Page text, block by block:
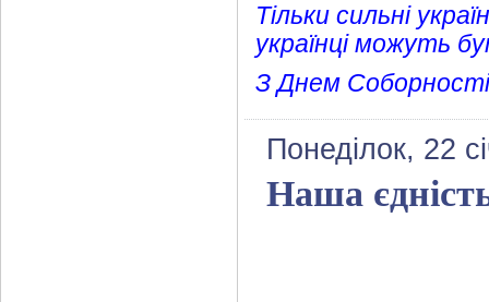
Тільки сильні
українці можуть
З Днем
Понеділок, 22
Наша